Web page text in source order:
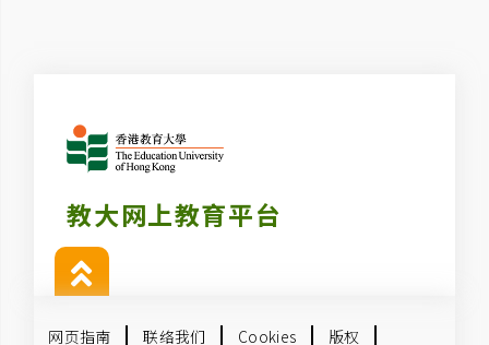
教大网上教育平台
网页指南 联络我们 Cookies 版权